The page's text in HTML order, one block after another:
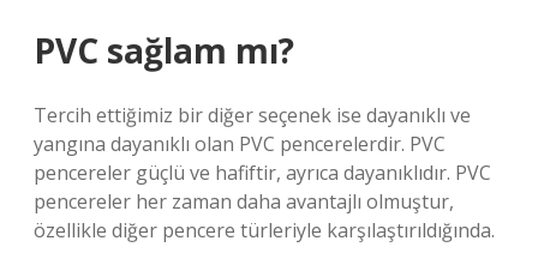
PVC sağlam mı?
Tercih ettiğimiz bir diğer seçenek ise dayanıklı ve
yangına dayanıklı olan PVC pencerelerdir. PVC
pencereler güçlü ve hafiftir, ayrıca dayanıklıdır. PVC
pencereler her zaman daha avantajlı olmuştur,
özellikle diğer pencere türleriyle karşılaştırıldığında.